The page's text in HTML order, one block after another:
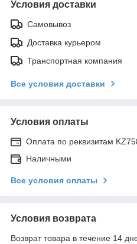
Условия доставки
Самовывоз
Доставка курьером
Транспортная компания
Все условия доставки
Условия оплаты
Оплата по реквизитам
Наличными
Все условия оплаты
Условия возврата
Возврат товара в течение 14